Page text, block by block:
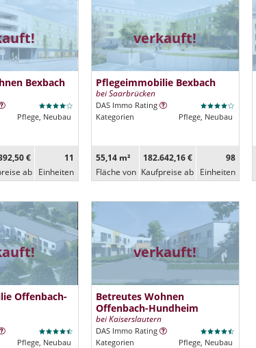
Bexbach
Pflege, Neubau
€
ab
11
Ein­heiten
verkauft!
Pflegeimmobilie Bexbach
bei Saarbrücken
DAS Immo Rating
Kategorien
Pflege, Neubau
55,14 m²
Fläche von
182.642,16 €
Kaufpreise ab
98
Ein­heiten
Offenbach-
Pflege, Neubau
verkauft!
Betreutes Wohnen
Offenbach-Hundheim
bei Kaiserslautern
DAS Immo Rating
Kategorien
Pflege, Neubau